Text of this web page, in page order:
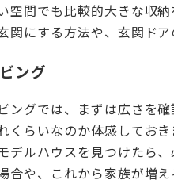
空間でも比較的大きな収
関にする方法や、玄関ド
ング
ングでは、まずは広さを
くらいなのか体感してお
デルハウスを見つけたら
合や、これから家族が増